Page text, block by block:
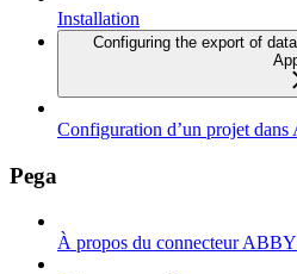
Installation
Configuring the export of
Configuration d’un projet
Pega
À propos du connecteur